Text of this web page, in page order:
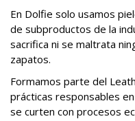
En Dolfie solo usamos
de subproductos de la
sacrifica ni se maltrata
zapatos.
Formamos parte del
prácticas responsables
se curten con procesos